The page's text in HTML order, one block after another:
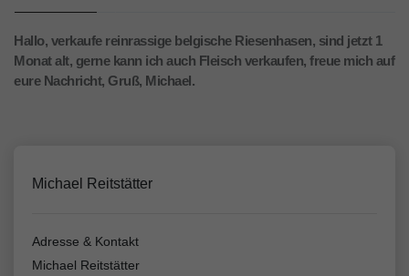
Hallo, verkaufe reinrassige belgische Riesenhasen, sind jetzt 1
Monat alt, gerne kann ich auch Fleisch verkaufen, freue mich auf
eure Nachricht, Gruß, Michael.
Michael Reitstätter
Adresse & Kontakt
Michael Reitstätter